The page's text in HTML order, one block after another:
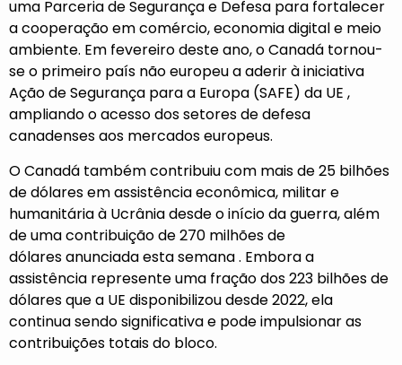
uma Parceria de Segurança e Defesa para fortalecer
a cooperação em comércio, economia digital e meio
ambiente. Em fevereiro deste ano, o Canadá tornou-
se o primeiro país não europeu a aderir àiniciativa
Ação de Segurança para a Europa (SAFE) da UE ,
ampliando o acesso dos setores de defesa
canadenses aos mercados europeus.
O Canadá tambémcontribuiu com mais de 25 bilhões
de dólares em assistência econômica, militar e
humanitária à Ucrânia desde o início da guerra, além
de uma contribuição de 270 milhões de
dólaresanunciada esta semana. Embora a
assistência represente uma fração dos223 bilhões de
dólaresque a UE disponibilizou desde 2022, ela
continua sendo significativa e pode impulsionar as
contribuições totais do bloco.